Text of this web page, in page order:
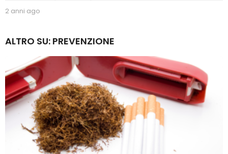
2 anni ago
n
a
g
o
ALTRO SU: PREVENZIONE